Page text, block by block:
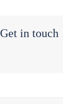
Get in touch